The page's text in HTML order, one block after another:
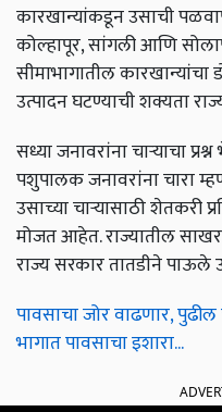
कारखान्यांकडून उसाची
कोल्हापूर, सांगली आणि
सीमाभागातील
उत्पादन घटण्याची शक्यता
सध्या जनावरांना चाऱ्याचा
पशुपालक जनावरांना चारा
उसाच्या चाऱ्यासाठी शेतकरी
मोजत आहेत. राज्यातील साखर
राज्य सरकार तातडीने
पावसाचा जोर वाढणार,
भागात पावसाचा इशारा...